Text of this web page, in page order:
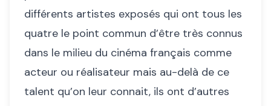
différents artistes exposés qui ont tous les
quatre le point commun d’être très connus
dans le milieu du cinéma français comme
acteur ou réalisateur mais au-delà de ce
talent qu’on leur connait, ils ont d’autres